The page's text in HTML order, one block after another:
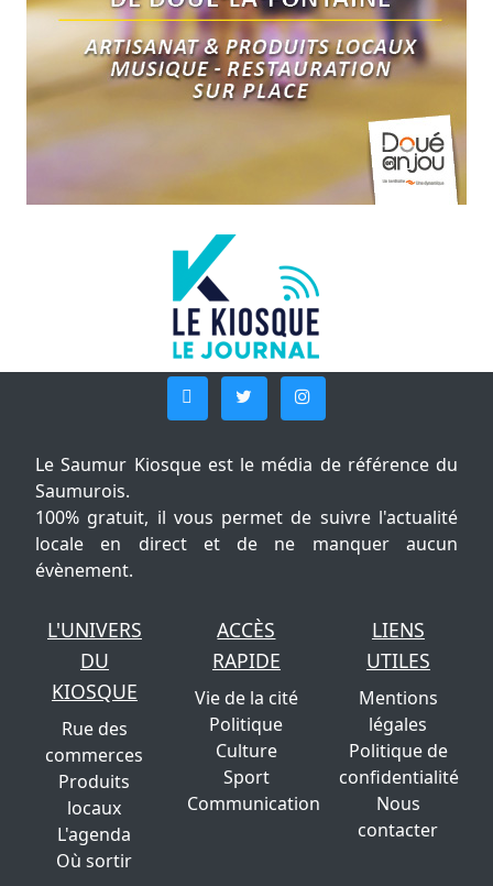
Le Saumur Kiosque est le média de référence du
Saumurois.
100% gratuit, il vous permet de suivre l'actualité
locale en direct et de ne manquer aucun
évènement.
L'UNIVERS
DU
KIOSQUE
Rue des
commerces
Produits
locaux
L'agenda
Où sortir
ACCÈS
RAPIDE
Vie de la cité
Politique
Culture
Sport
Communication
LIENS
UTILES
Mentions
légales
Politique de
confidentialité
Nous
contacter